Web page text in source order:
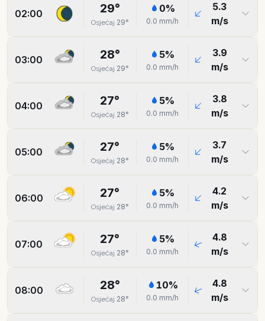
02:00 29°
Osjećaj 29°
0%
0.0 mm/h
5.3
m/s
03:00 28°
Osjećaj 29°
5%
0.0 mm/h
3.9
m/s
04:00 27°
Osjećaj 28°
5%
0.0 mm/h
3.8
m/s
05:00 27°
Osjećaj 28°
5%
0.0 mm/h
3.7
m/s
06:00 27°
Osjećaj 28°
5%
0.0 mm/h
4.2
m/s
07:00 27°
Osjećaj 28°
5%
0.0 mm/h
4.8
m/s
08:00 28°
Osjećaj 28°
10%
0.0 mm/h
4.8
m/s